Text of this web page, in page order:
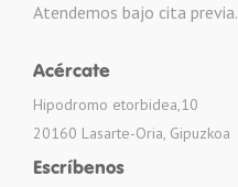
Atendemos bajo cita previa.
Acércate
Hipodromo etorbidea,10
20160 Lasarte-Oria, Gipuzkoa
Escríbenos